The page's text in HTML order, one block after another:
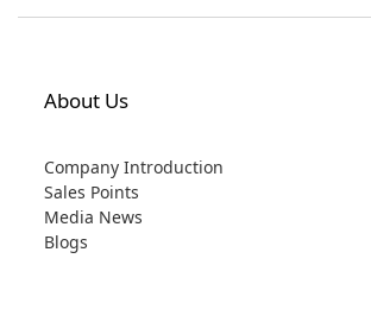
About Us
Company Introduction
Sales Points
Media News
Blogs